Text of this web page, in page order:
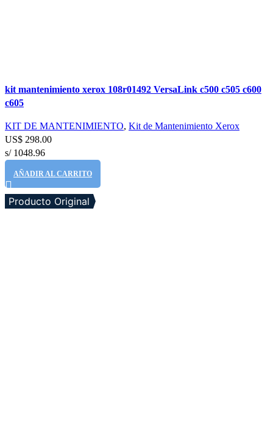
Vista rápida
Añadir a la lista de deseos
kit mantenimiento xerox 108r01492 VersaLink c500 c505 c600
c605
KIT DE MANTENIMIENTO, Kit de Mantenimiento Xerox
US$ 298.00
s/ 1048.96
AÑADIR AL CARRITO
Producto Original